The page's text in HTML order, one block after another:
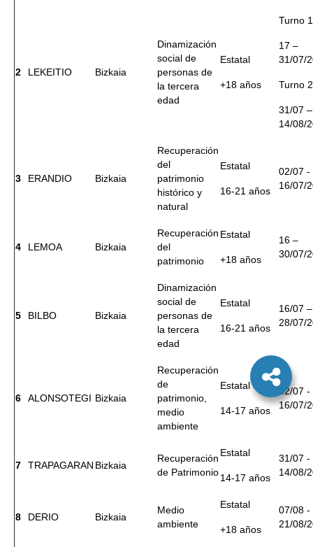
2 LEKEITIO Bizkaia
Dinamización
social de
personas de
la tercera
edad
Estatal
+18 años
Turno
17 –
31/07/
Turno
31/07 –
14/08/
3 ERANDIO Bizkaia
Recuperación
del
patrimonio
histórico y
natural
Estatal
16-21 años
02/07 -
16/07/
4 LEMOA Bizkaia
Recuperación
del
patrimonio
Estatal
+18 años
16 –
30/07/
5 BILBO Bizkaia
Dinamización
social de
personas de
la tercera
edad
Estatal
16-21 años
16/07 –
28/07/
6 ALONSOTEGI Bizkaia
Recuperación
de
patrimonio,
medio
ambiente
Estatal
14-17 años
02/07 -
16/07/
7 TRAPAGARAN Bizkaia
Recuperación
de Patrimonio
Estatal
14-17 años
31/07 -
14/08/
8 DERIO Bizkaia
Medio
ambiente
Estatal
+18 años
07/08 -
21/08/